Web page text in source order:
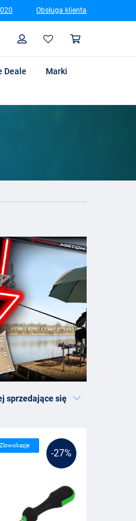
Obsługa klienta
Profil
Deale
Marki
-27%